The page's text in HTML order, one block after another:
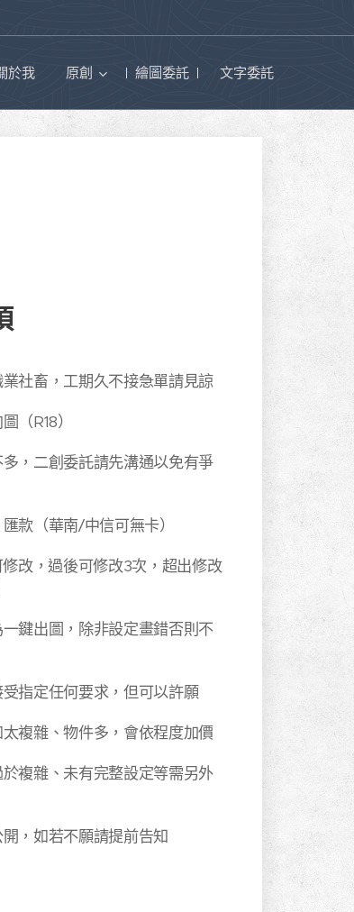
於我 原創 繪圖委託 文字委託
社畜，工期久不接急單請見諒
（R18）
，二創委託請先溝通以免有爭
款（華南/中信可無卡）
改，過後可修改3次，超出修改
鍵出圖，除非設定畫錯否則不
指定任何要求，但可以許願
複雜、物件多，會依程度加價
複雜、未有完整設定等需另外
，如若不願請提前告知